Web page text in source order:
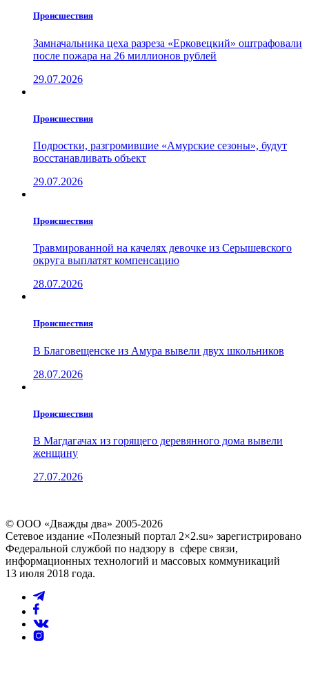
Проиcшествия
Замначальника цеха разреза «Ерковецкий» оштрафовали
после пожара на 26 миллионов рублей
29.07.2026
Проиcшествия
Подростки, разгромившие «Амурские сезоны», будут
восстанавливать объект
29.07.2026
Проиcшествия
Травмированной на качелях девочке из Серышевского
округа выплатят компенсацию
28.07.2026
Проиcшествия
В Благовещенске из Амура вывели двух школьников
28.07.2026
Проиcшествия
В Магдагачах из горящего деревянного дома вывели
женщину
27.07.2026
© ООО «Дважды два» 2005-2026
Сетевое издание «Полезный портал 2×2.su» зарегистрировано
Федеральной службой по надзору в сфере связи,
информационных технологий и массовых коммуникаций
13 июля 2018 года.